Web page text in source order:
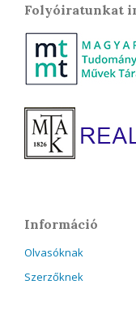
Folyóiratunkat
Információ
Olvasóknak
Szerzőknek